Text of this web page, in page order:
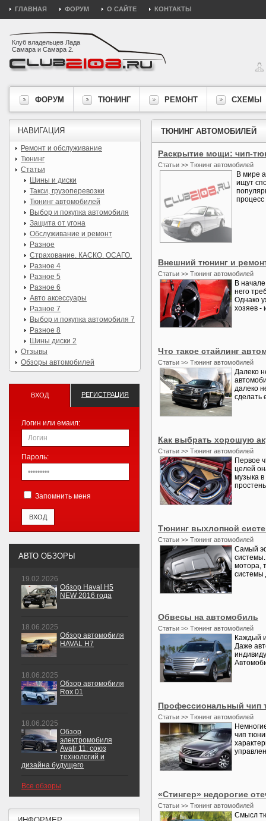
ГЛАВНАЯ ФОРУМ О САЙТЕ КОНТАКТЫ
Клуб владельцев Лада
Самара и Самара 2.
ФОРУМ ТЮНИНГ РЕМОНТ СХЕМЫ
ТЮНИНГ АВТОМОБИЛЕЙ
Раскрытие мощи: чип-
Статьи >> Тюнинг автомобилей
В мире
ищут
процесс
Внешний тюнинг и
Статьи >> Тюнинг автомобилей
В
него
Однако
хозяев -
Что такое стайлинг
Статьи >> Тюнинг автомобилей
Далеко
далеко
сделать
Как выбрать хорошую
Статьи >> Тюнинг автомобилей
Первое
целей
музыка в
Тюнинг выхлопной
Статьи >> Тюнинг автомобилей
Самый
мотора,
системы
Обвесы на автомобиль
Статьи >> Тюнинг автомобилей
Каждый
Даже
Профессиональный чип
Статьи >> Тюнинг автомобилей
чип
«Стингер» недорогие
Статьи >> Тюнинг автомобилей
Смысл
НАВИГАЦИЯ
Ремонт и обслуживание
Тюнинг
Статьи
Шины и диски
Такси, грузоперевозки
Тюнинг автомобилей
Выбор и покупка автомобиля
Защита от угона
Обслуживание и ремонт
Разное
Страхование. КАСКО. ОСАГО.
Разное 4
Разное 5
Разное 6
Авто аксессуары
Разное 7
Выбор и покупка автомобиля 7
Разное 8
Шины диски 2
Отзывы
Обзоры автомобилей
ВХОД РЕГИСТРАЦИЯ
Логин или емаил:
Пароль:
Запомнить меня
АВТО ОБЗОРЫ
19.02.2026
Обзор Haval H5
NEW 2016 года
18.06.2025
Обзор автомобиля
HAVAL H7
18.06.2025
Обзор автомобиля
Rox 01
18.06.2025
Обзор
электромобиля
Avatr 11: союз
технологий и
дизайна будущего
Все обзоры